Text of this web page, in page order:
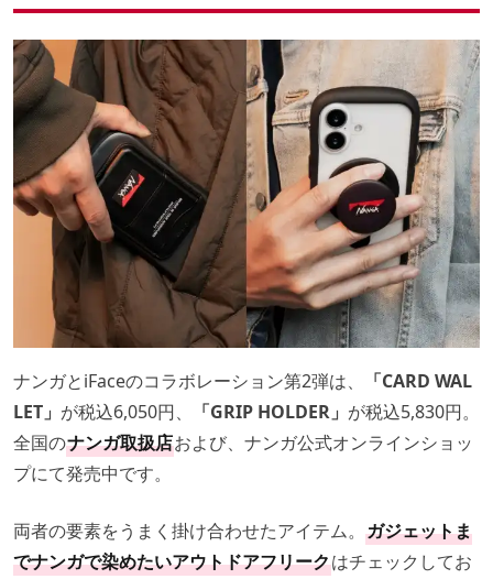
ナンガとiFaceのコラボレーション第2弾は、
「CARD WAL
LET」 が税込6,050円、 「GRIP HOLDER」 が税込5,830円。
全国のナンガ取扱店および、ナンガ公式オンラインショッ
プにて発売中です。
両者の要素をうまく掛け合わせたアイテム。 ガジェットま
でナンガで染めたいアウトドアフリークはチェックしてお